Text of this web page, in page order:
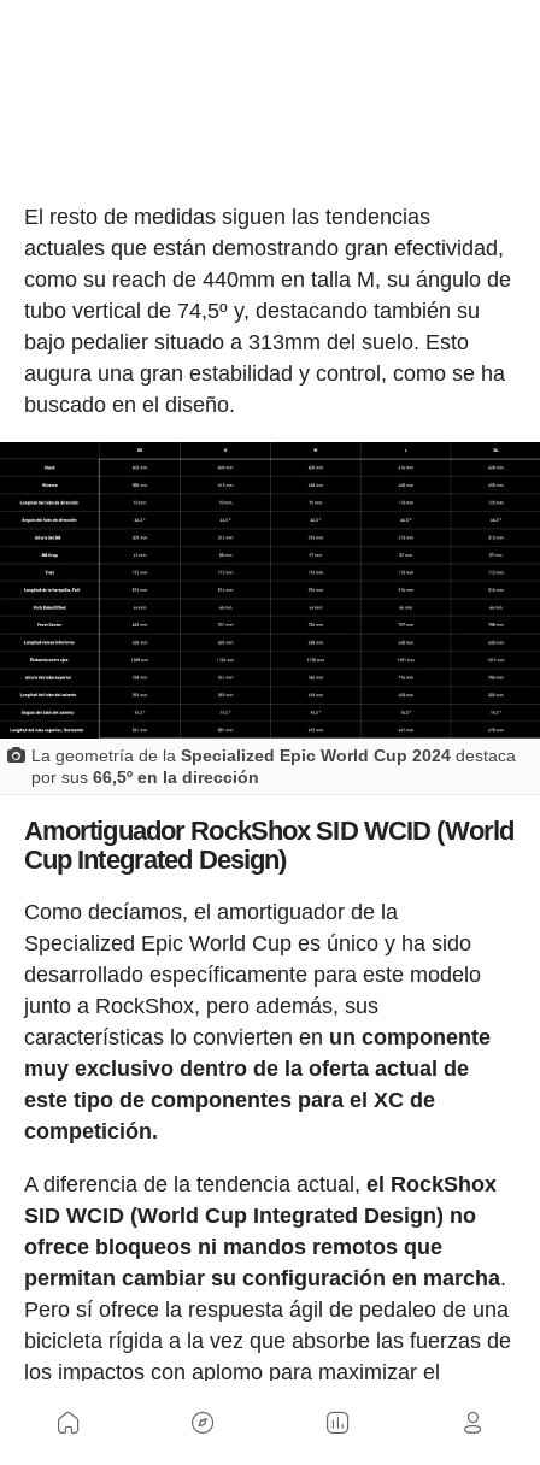
El resto de medidas siguen las tendencias
actuales que están demostrando gran efectividad,
como su reach de 440mm en talla M, su ángulo de
tubo vertical de 74,5º y, destacando también su
bajo pedalier situado a 313mm del suelo. Esto
augura una gran estabilidad y control, como se ha
buscado en el diseño.
La geometría de la Specialized Epic World Cup 2024 destaca
por sus 66,5º en la dirección
Amortiguador RockShox SID WCID (World
Cup Integrated Design)
Como decíamos, el amortiguador de la
Specialized Epic World Cup es único y ha sido
desarrollado específicamente para este modelo
junto a RockShox, pero además, sus
características lo convierten en un componente
muy exclusivo dentro de la oferta actual de
este tipo de componentes para el XC de
competición.
A diferencia de la tendencia actual, el RockShox
SID WCID (World Cup Integrated Design) no
ofrece bloqueos ni mandos remotos que
permitan cambiar su configuración en marcha.
Pero sí ofrece la respuesta ágil de pedaleo de una
bicicleta rígida a la vez que absorbe las fuerzas de
los impactos con aplomo para maximizar el